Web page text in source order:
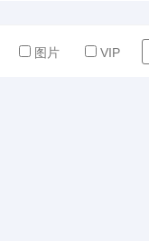
图片 VIP